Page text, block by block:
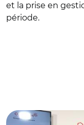
et la prise en
période.